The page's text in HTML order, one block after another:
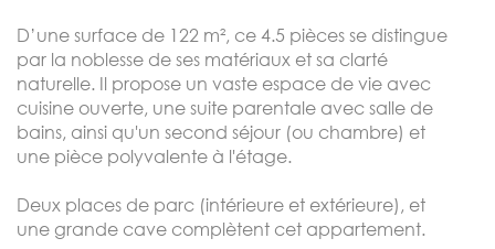
D’une surface de 122 m², ce 4.5 pièces se distingue
par la noblesse de ses matériaux et sa clarté
naturelle. Il propose un vaste espace de vie avec
cuisine ouverte, une suite parentale avec salle de
bains, ainsi qu'un second séjour (ou chambre) et
une pièce polyvalente à l'étage.
Deux places de parc (intérieure et extérieure), et
une grande cave complètent cet appartement.